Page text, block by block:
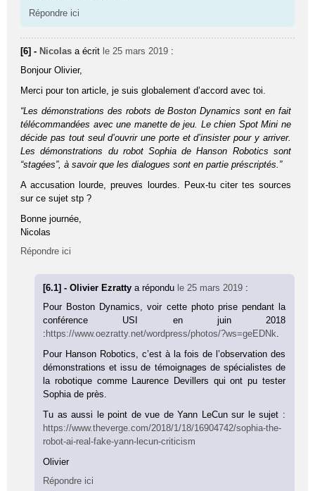
Répondre ici
[6] - Nicolas a écrit le 25 mars 2019 :
Bonjour Olivier,
Merci pour ton article, je suis globalement d’accord avec toi.
“Les démonstrations des robots de Boston Dynamics sont en fait
télécommandées avec une manette de jeu. Le chien Spot Mini ne
décide pas tout seul d’ouvrir une porte et d’insister pour y arriver.
Les démonstrations du robot Sophia de Hanson Robotics sont
“stagées”, à savoir que les dialogues sont en partie préscriptés.”
A accusation lourde, preuves lourdes. Peux-tu citer tes sources
sur ce sujet stp ?
Bonne journée,
Nicolas
Répondre ici
[6.1] - Olivier Ezrattya répondu le 25 mars 2019 :
Pour Boston Dynamics, voir cette photo prise pendant la
conférence USI en juin 2018
: https://www.oezratty.net/wordpress/photos/?ws=geEDNk.
Pour Hanson Robotics, c’est à la fois de l’observation des
démonstrations et issu de témoignages de spécialistes de
la robotique comme Laurence Devillers qui ont pu tester
Sophia de près.
Tu as aussi le point de vue de Yann LeCun sur le sujet :
https://www.theverge.com/2018/1/18/16904742/sophia-the-
robot-ai-real-fake-yann-lecun-criticism
Olivier
Répondre ici